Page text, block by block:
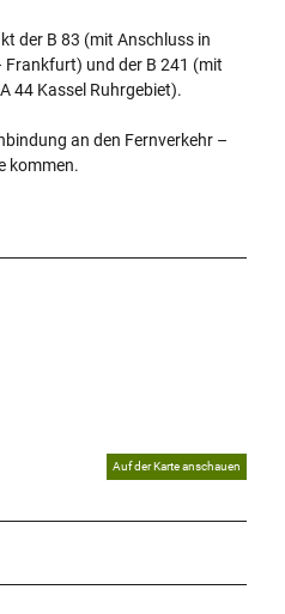
der B 83 (mit Anschluss in
Frankfurt) und der B 241 (mit
44 Kassel Ruhrgebiet).
an den Fernverkehr –
kommen.
Auf der Karte anschauen